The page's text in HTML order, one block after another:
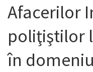
Afacerilor
poliţiştilor
în